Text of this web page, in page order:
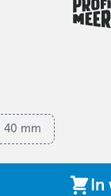
40 mm